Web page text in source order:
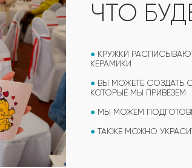
ЧТО
● КРУЖКИ
КЕРАМИКИ
● ВЫ МОЖЕТЕ СОЗДАТЬ
КОТОРЫЕ МЫ ПРИВЕЗЕМ
● МЫ МОЖЕМ
● ТАКЖЕ МОЖНО